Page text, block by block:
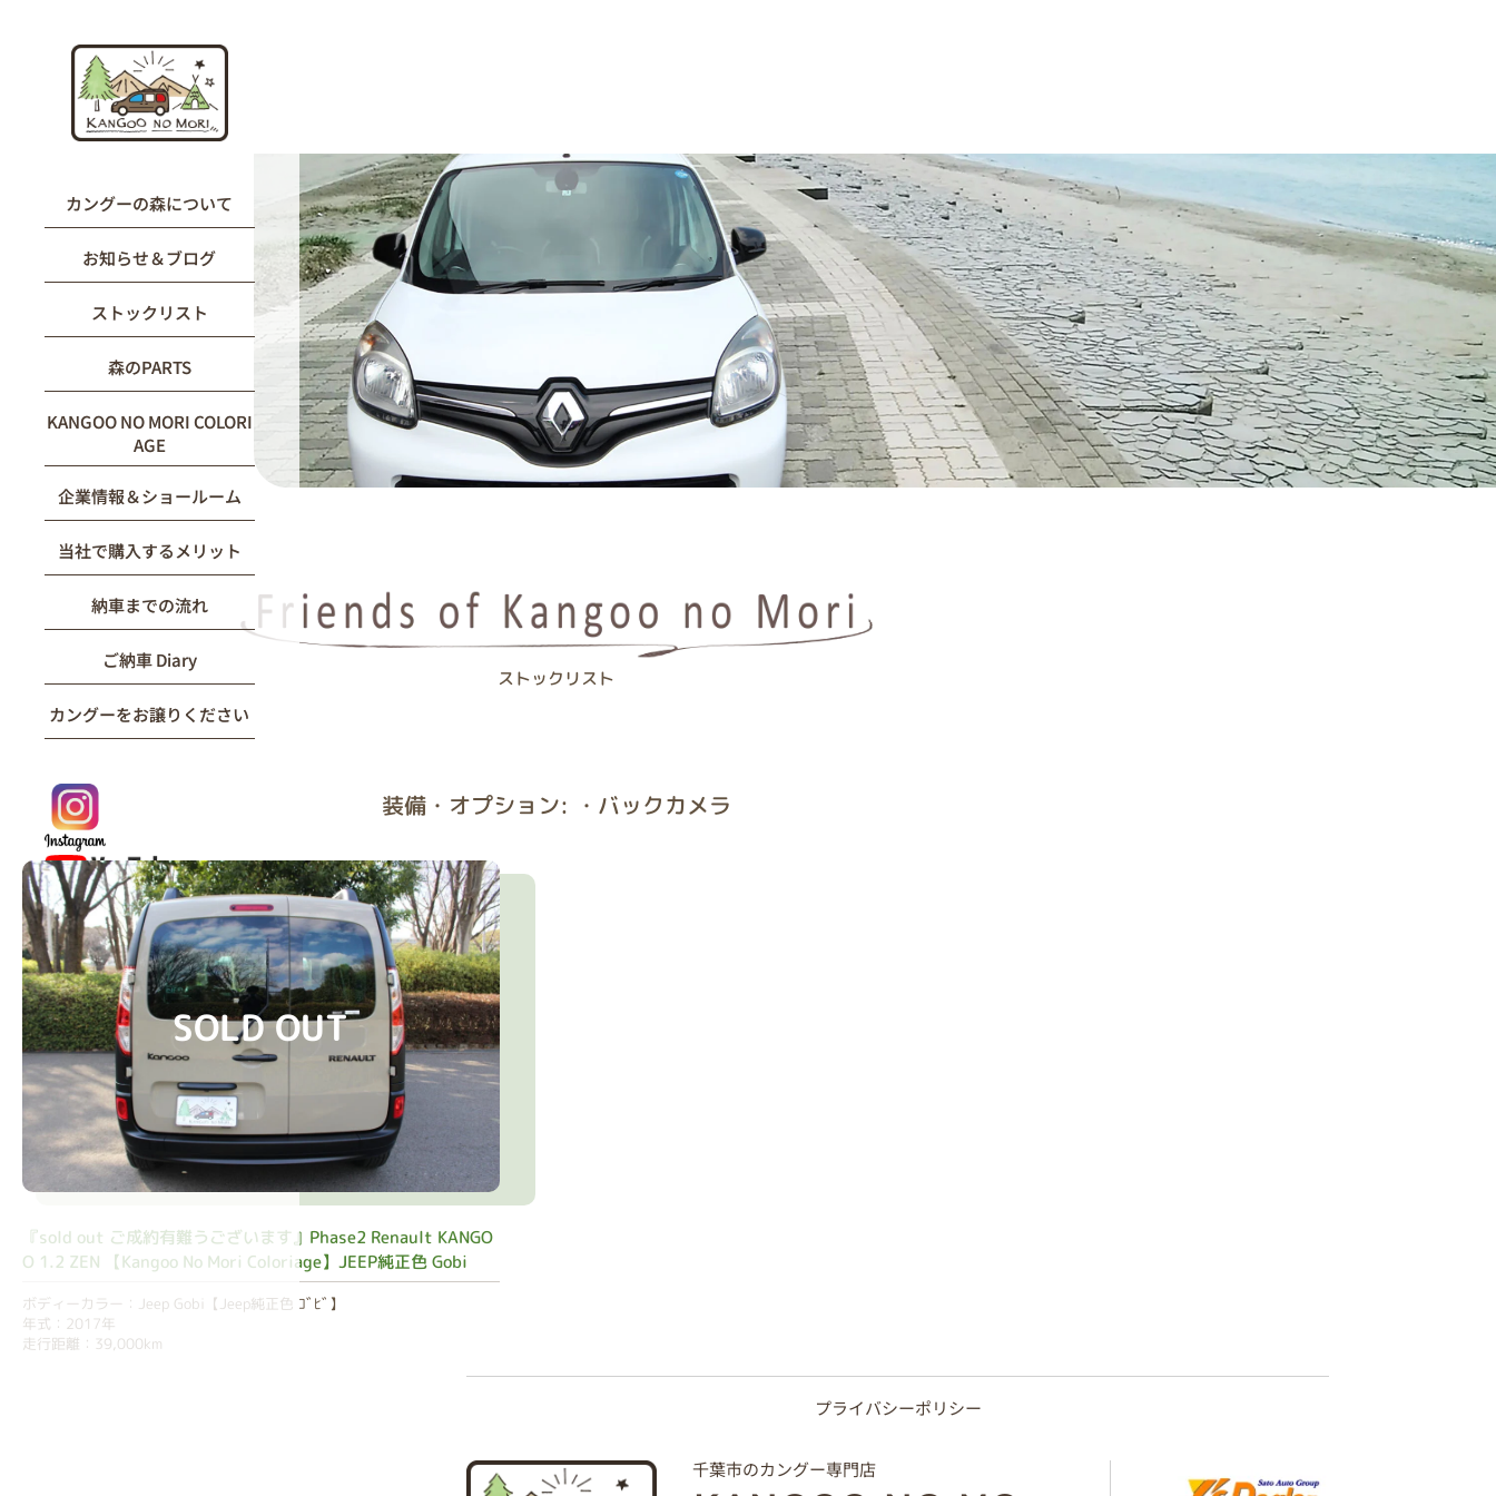
カングーの森について
お知らせ＆ブログ
ストックリスト
森のPARTS
KANGOO NO MORI COLORI
AGE
企業情報＆ショールーム
当社で購入するメリット
納車までの流れ
ご納車 Diary
カングーをお譲りください
ストックリスト
装備・オプション: ・バックカメラ
SOLD OUT
『sold out ご成約有難うございます』Phase2 Renault KANGO
O 1.2 ZEN 【Kangoo No Mori Coloriage】JEEP純正色 Gobi
ボディーカラー：Jeep Gobi【Jeep純正色 ｺﾞﾋﾞ】
年式：2017年
走行距離：39,000km
プライバシーポリシー
千葉市のカングー専門店